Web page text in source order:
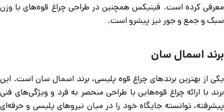
معرفی کرده است. فینیکس همچنین در طراحی چراغ قوه‌های با وزن
سبک و جمع و جور نیز پیشرو است.
برند اسمال سان
یکی از بهترین برندهای چراغ قوه پلیسی، برند اسمال سان است. این
برند با ارائه چراغ قوه‌هایی با طراحی منحصر به فرد و ویژگی‌های فنی
پیشرفته، توانسته جایگاه خود را در میان نیروهای پلیسی و حرفه‌ای